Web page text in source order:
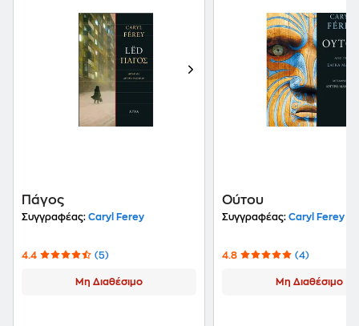
Πάγος
Συγγραφέας: Caryl Ferey
4.4 (5)
Μη Διαθέσιμο
Ούτου
Συγγραφέας: Caryl Ferey
4.8 (4)
Μη Διαθέσιμο